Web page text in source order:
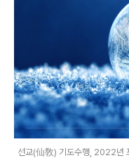
선교(仙敎) 기도수행, 2022년